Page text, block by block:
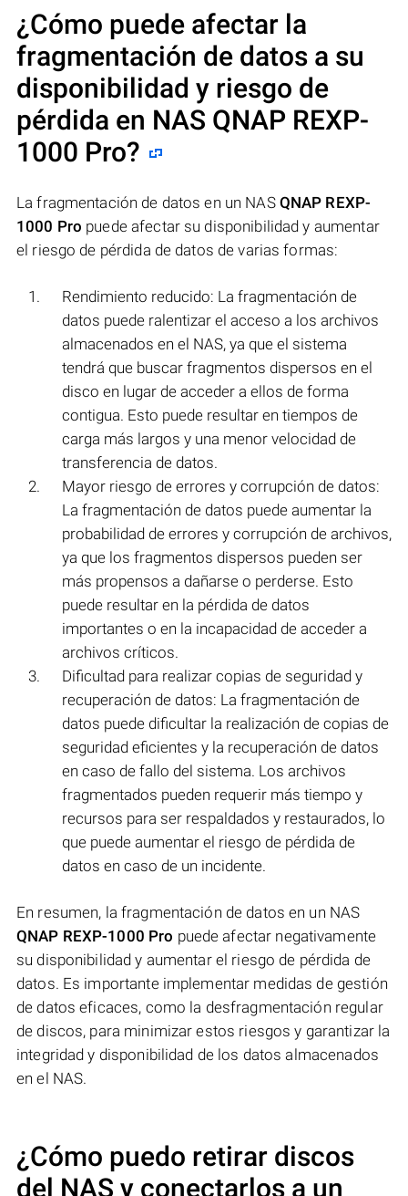
¿Cómo puede afectar la
fragmentación de datos a su
disponibilidad y riesgo de
pérdida en NAS QNAP REXP-
1000 Pro?
La fragmentación de datos en un NAS QNAP REXP-
1000 Pro puede afectar su disponibilidad y aumentar
el riesgo de pérdida de datos de varias formas:
Rendimiento reducido: La fragmentación de
datos puede ralentizar el acceso a los archivos
almacenados en el NAS, ya que el sistema
tendrá que buscar fragmentos dispersos en el
disco en lugar de acceder a ellos de forma
contigua. Esto puede resultar en tiempos de
carga más largos y una menor velocidad de
transferencia de datos.
Mayor riesgo de errores y corrupción de datos:
La fragmentación de datos puede aumentar la
probabilidad de errores y corrupción de archivos,
ya que los fragmentos dispersos pueden ser
más propensos a dañarse o perderse. Esto
puede resultar en la pérdida de datos
importantes o en la incapacidad de acceder a
archivos críticos.
Dificultad para realizar copias de seguridad y
recuperación de datos: La fragmentación de
datos puede dificultar la realización de copias de
seguridad eficientes y la recuperación de datos
en caso de fallo del sistema. Los archivos
fragmentados pueden requerir más tiempo y
recursos para ser respaldados y restaurados, lo
que puede aumentar el riesgo de pérdida de
datos en caso de un incidente.
En resumen, la fragmentación de datos en un NAS
QNAP REXP-1000 Pro puede afectar negativamente
su disponibilidad y aumentar el riesgo de pérdida de
datos. Es importante implementar medidas de gestión
de datos eficaces, como la desfragmentación regular
de discos, para minimizar estos riesgos y garantizar la
integridad y disponibilidad de los datos almacenados
en el NAS.
¿Cómo puedo retirar discos
del NAS y conectarlos a un